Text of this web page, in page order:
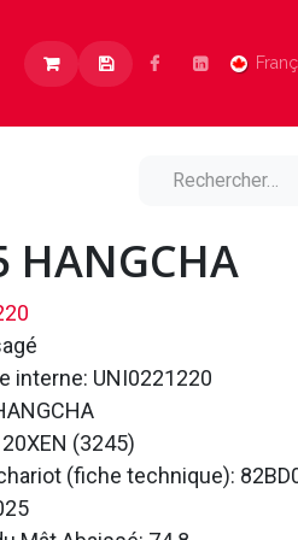
Carrières Nous
HANGCHA
interne: UNI0221220
(3245)
(fiche technique):